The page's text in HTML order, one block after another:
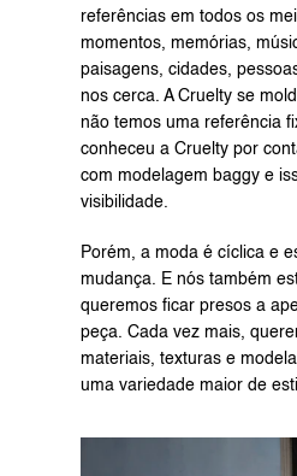
referências em todos os
momentos, memórias,
paisagens, cidades,
nos cerca. A Cruelty se
não temos uma referência
conheceu a Cruelty por
com modelagem baggy e
visibilidade.
Porém, a moda é cíclica e
mudança. E nós também
queremos ficar presos a
peça. Cada vez mais,
materiais, texturas e
uma variedade maior de